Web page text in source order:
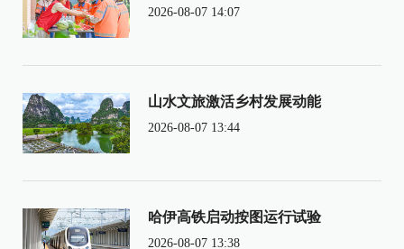
2026-08-07 14:07
山水文旅激活乡村发展动能
2026-08-07 13:44
哈伊高铁启动按图运行试验
2026-08-07 13:38